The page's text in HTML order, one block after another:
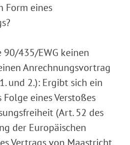
Form eines
435/EWG keinen
Anrechnungsvortrag
und 2.): Ergibt sich ein
eines Verstoßes
(Art. 52 des
der Europäischen